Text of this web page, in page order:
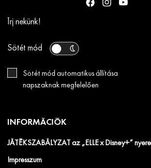
Írj nekünk!
Sötét mód
Sötét mód automatikus állítása
napszaknak megfelelően
INFORMÁCIÓK
JÁTÉKSZABÁLYZAT az „ELLE x Disney+”
Impresszum